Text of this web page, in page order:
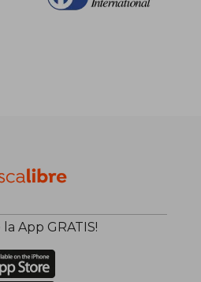
App GRATIS!